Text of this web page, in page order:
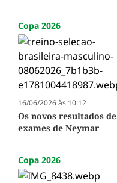
Copa 2026
16/06/2026 às 10:12
Os novos resultados de
exames de Neymar
Copa 2026